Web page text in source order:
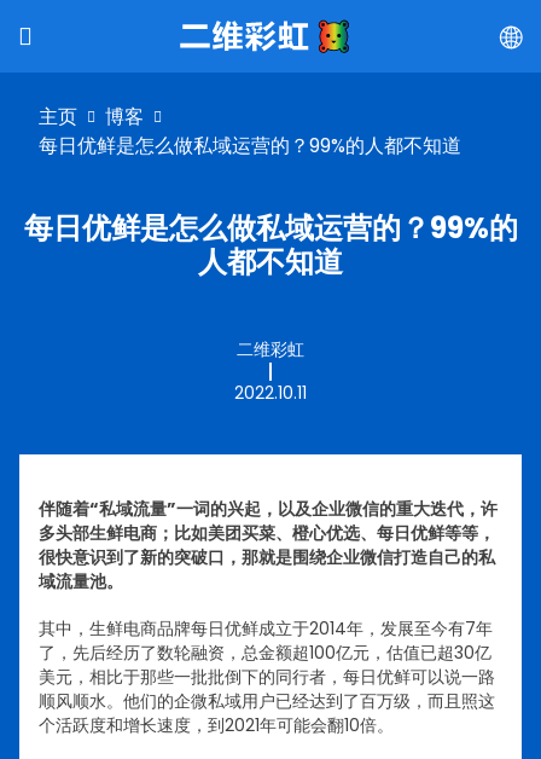
主页
博客
每日优鲜是怎么做私域运营的？99%的人都不知道
每日优鲜是怎么做私域运营的？99%的
人都不知道
二维彩虹
2022.10.11
伴随着“私域流量”一词的兴起，以及企业微信的重大迭代，许
多头部生鲜电商；比如美团买菜、橙心优选、每日优鲜等等，
很快意识到了新的突破口，那就是围绕企业微信打造自己的私
域流量池。
其中，生鲜电商品牌每日优鲜成立于2014年，发展至今有7年
了，先后经历了数轮融资，总金额超100亿元，估值已超30亿
美元，相比于那些一批批倒下的同行者，每日优鲜可以说一路
顺风顺水。他们的企微私域用户已经达到了百万级，而且照这
个活跃度和增长速度，到2021年可能会翻10倍。